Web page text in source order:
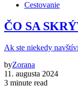
Cestovanie
ČO SA
Ak ste niekedy
byZorana
11. augusta 2024
3 minute read